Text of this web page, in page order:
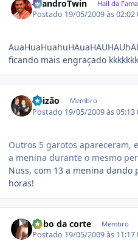
LeandroTwin Hall da Fama
Postado 19/05/2009 às 02:02
ficando mais engraçado
Luizão Membro
Postado 19/05/2009 às 05:13
Outros 5 garotos apareceram,
a menina durante o mesmo
Nuss, com 13 a menina dando
horas!
Bobo da corte Membro
Postado 19/05/2009 às 11:17